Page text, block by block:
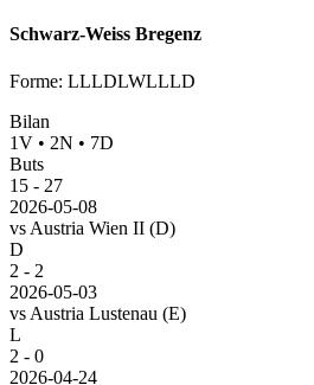
Schwarz-Weiss Bregenz
Forme: LLLDLWLLLD
Bilan
1V • 2N • 7D
Buts
15 - 27
2026-05-08
vs Austria Wien II (D)
D
2 - 2
2026-05-03
vs Austria Lustenau (E)
L
2 - 0
2026-04-24